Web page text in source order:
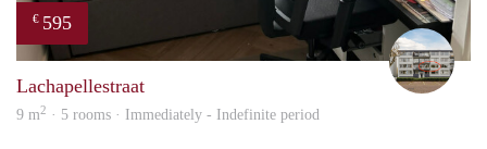
€ 595
Erik
Lachapellestraat
9 m2 · 5 rooms · Immediately - Indefinite period